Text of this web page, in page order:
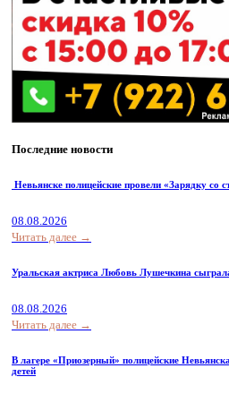
Последние новости
Невьянске полицейские провели «Зарядку со
08.08.2026
Читать далее →
Уральская актриса Любовь Лушечкина
08.08.2026
Читать далее →
В лагере «Приозерный» полицейские
детей